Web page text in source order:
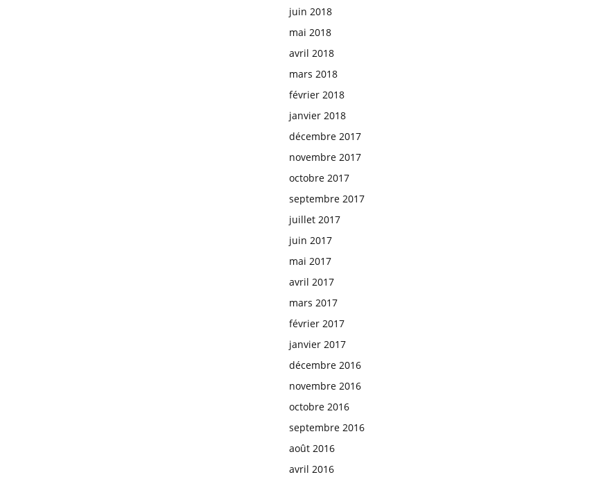
juin 2018
mai 2018
avril 2018
mars 2018
février 2018
janvier 2018
décembre 2017
novembre 2017
octobre 2017
septembre 2017
juillet 2017
juin 2017
mai 2017
avril 2017
mars 2017
février 2017
janvier 2017
décembre 2016
novembre 2016
octobre 2016
septembre 2016
août 2016
avril 2016